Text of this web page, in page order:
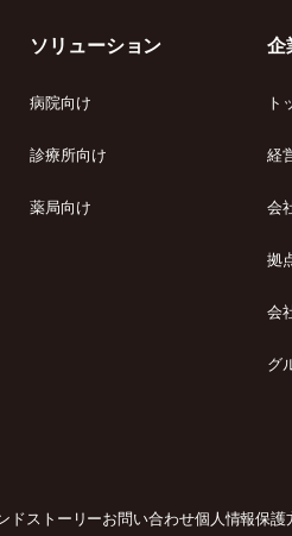
ソリューション
病院向け
診療所向け
薬局向け
企
ト
経
会
拠
会
グ
ドストーリーお問い合わせ個人情報保護